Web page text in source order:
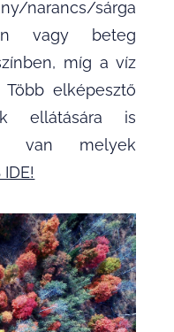
sárga
vagy beteg
míg a víz
elképesztő
ellátására is
van melyek